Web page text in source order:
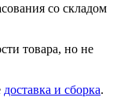
со складом
товара, но не
доставка и сборка.